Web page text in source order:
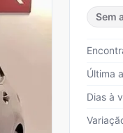
Sem
Última
Dias à